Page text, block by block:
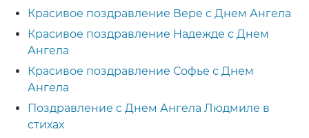
Красивое поздравление Вере с Днем Ангела
Красивое поздравление Надежде с Днем
Ангела
Красивое поздравление Софье с Днем
Ангела
Поздравление с Днем Ангела Людмиле в
стихах